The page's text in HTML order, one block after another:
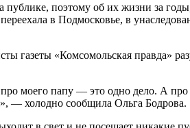
поэтому об их жизни за
в Подмосковье, в
газеты «Комсомольская правда»
моего папу — это одно дело. А про
— холодно сообщила Ольга Бодрова.